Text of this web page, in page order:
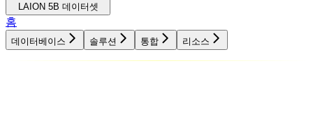
LAION 5B 데이터셋
홈
데이터베이스 솔루션 통합 리소스